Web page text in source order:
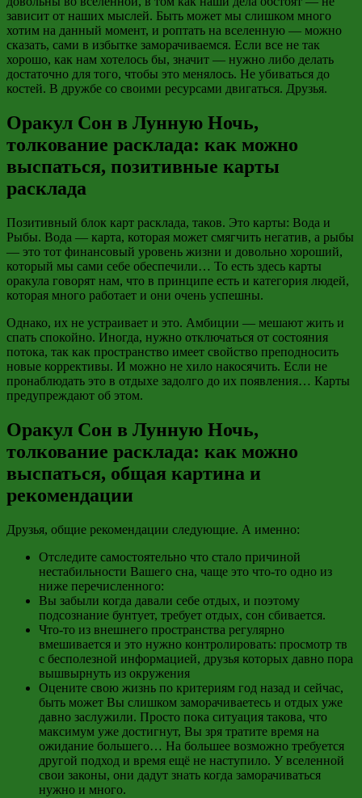
зависит от наших мыслей. Быть может мы слишком много
хотим на данный момент, и роптать на вселенную — можно
сказать, сами в избытке заморачиваемся. Если все не так
хорошо, как нам хотелось бы, значит — нужно либо делать
достаточно для того, чтобы это менялось. Не убиваться до
костей. В дружбе со своими ресурсами двигаться. Друзья.
Оракул Сон в Лунную Ночь,
толкование расклада: как можно
выспаться, позитивные карты
расклада
Позитивный блок карт расклада, таков. Это карты: Вода и
Рыбы. Вода — карта, которая может смягчить негатив, а рыбы
— это тот финансовый уровень жизни и довольно хороший,
который мы сами себе обеспечили… То есть здесь карты
оракула говорят нам, что в принципе есть и категория людей,
которая много работает и они очень успешны.
Однако, их не устраивает и это. Амбиции — мешают жить и
спать спокойно. Иногда, нужно отключаться от состояния
потока, так как пространство имеет свойство преподносить
новые коррективы. И можно не хило накосячить. Если не
пронаблюдать это в отдыхе задолго до их появления… Карты
предупреждают об этом.
Оракул Сон в Лунную Ночь,
толкование расклада: как можно
выспаться, общая картина и
рекомендации
Друзья, общие рекомендации следующие. А именно:
Отследите самостоятельно что стало причиной
нестабильности Вашего сна, чаще это что-то одно из
ниже перечисленного:
Вы забыли когда давали себе отдых, и поэтому
подсознание бунтует, требует отдых, сон сбивается.
Что-то из внешнего пространства регулярно
вмешивается и это нужно контролировать: просмотр тв
с бесполезной информацией, друзья которых давно пора
вышвырнуть из окружения
Оцените свою жизнь по критериям год назад и сейчас,
быть может Вы слишком заморачиваетесь и отдых уже
давно заслужили. Просто пока ситуация такова, что
максимум уже достигнут, Вы зря тратите время на
ожидание большего… На большее возможно требуется
другой подход и время ещё не наступило. У вселенной
свои законы, они дадут знать когда заморачиваться
нужно и много.